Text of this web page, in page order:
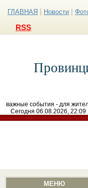
ГЛАВНАЯ Новости
RSS
важные события - для
Сегодня 06.08.2026, 22:09
МЕНЮ